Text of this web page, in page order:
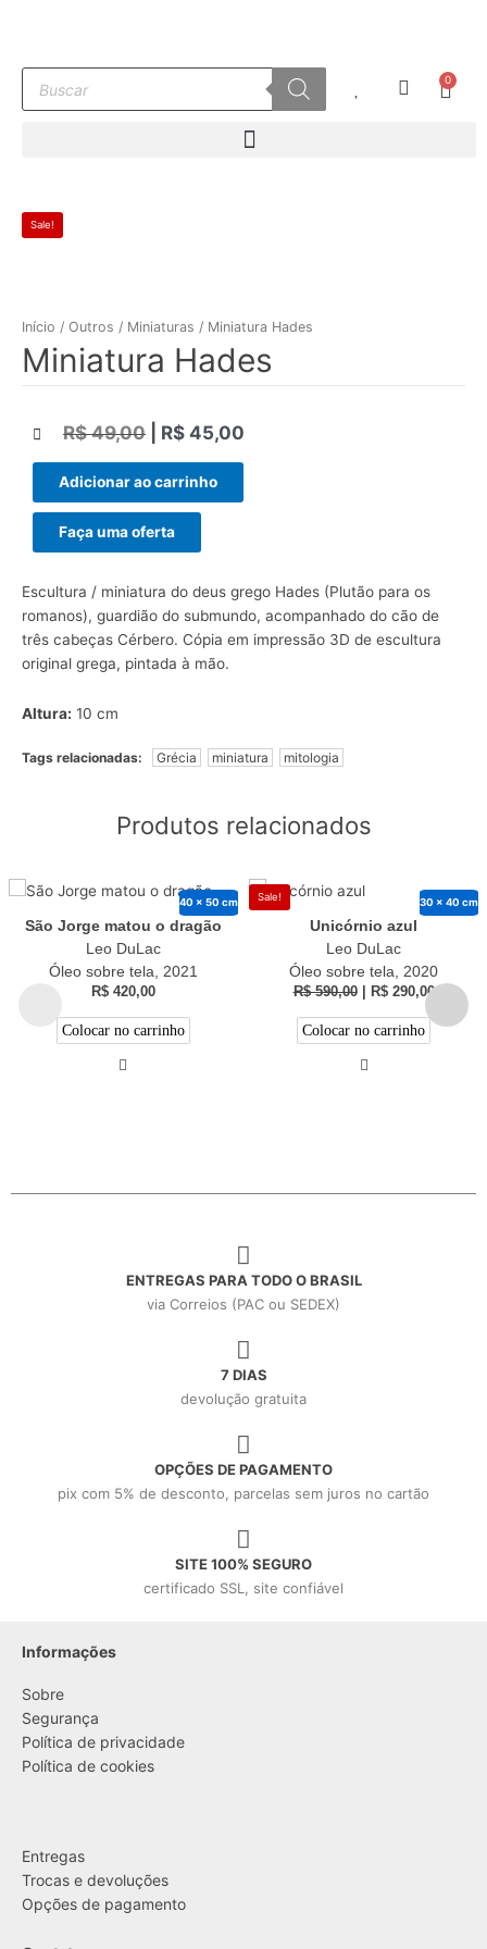
conteúdo
Pesquisar
produtos
0
Sale!
Início / Outros / Miniaturas / Miniatura Hades
Miniatura Hades
R$49,00 R$ 45,00
Adicionar ao carrinho
Faça uma oferta
Escultura / miniatura do deus grego Hades (Plutão para os
romanos), guardião do submundo, acompanhado do cão de
três cabeças Cérbero. Cópia em impressão 3D de escultura
original grega, pintada à mão.
Altura: 10 cm
Tags relacionadas: Grécia miniatura mitologia
Produtos relacionados
40 x 50 cm
São Jorge matou o dragão
Leo DuLac
Óleo sobre tela, 2021
R$420,00
Colocar no carrinho
Sale! 30 x 40 cm
Unicórnio azul
Leo DuLac
Óleo sobre tela, 2020
R$590,00| R$290,00
Colocar no carrinho
ENTREGAS PARA TODO O BRASIL
via Correios (PAC ou SEDEX)
7 DIAS
devolução gratuita
OPÇÕES DE PAGAMENTO
pix com 5% de desconto, parcelas sem juros no cartão
SITE 100% SEGURO
certificado SSL, site confiável
Informações
Sobre
Segurança
Política de privacidade
Política de cookies
Entregas
Trocas e devoluções
Opções de pagamento